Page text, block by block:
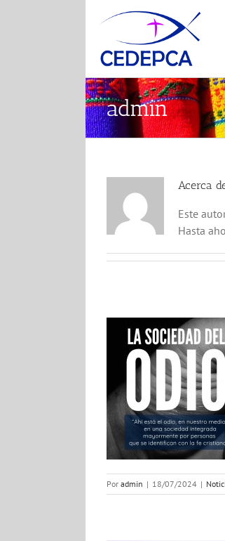
admin
Acerca
Este
Hasta
Por admin | 18/07/2024 |